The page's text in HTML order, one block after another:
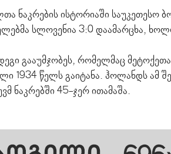
ნაკრების ისტორიაში საუკეთესო
სლოვენია 3:0 დაამარცხა,
გააუმჯობეს, რომელმაც
1934 წელს გაიტანა. ჰოლანდს ამ
ნაკრებში 45-ჯერ ითამაშა.